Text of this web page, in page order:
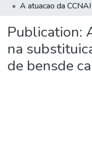
Statistics
Publication:
na
de bensde